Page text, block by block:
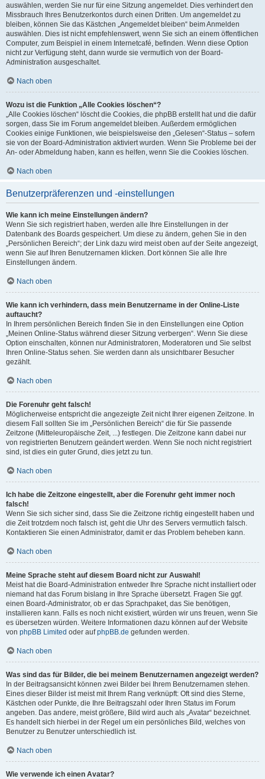
auswählen, werden Sie nur für eine Sitzung angemeldet. Dies verhindert den
Missbrauch Ihres Benutzerkontos durch einen Dritten. Um angemeldet zu
bleiben, können Sie das Kästchen „Angemeldet bleiben“ beim Anmelden
auswählen. Dies ist nicht empfehlenswert, wenn Sie sich an einem öffentlichen
Computer, zum Beispiel in einem Internetcafé, befinden. Wenn diese Option
nicht zur Verfügung steht, dann wurde sie vermutlich von der Board-
Administration ausgeschaltet.
Nach oben
Wozu ist die Funktion „Alle Cookies löschen“?
„Alle Cookies löschen“ löscht die Cookies, die phpBB erstellt hat und die dafür
sorgen, dass Sie im Forum angemeldet bleiben. Außerdem ermöglichen
Cookies einige Funktionen, wie beispielsweise den „Gelesen“-Status – sofern
sie von der Board-Administration aktiviert wurden. Wenn Sie Probleme bei der
An- oder Abmeldung haben, kann es helfen, wenn Sie die Cookies löschen.
Nach oben
Benutzerpräferenzen und -einstellungen
Wie kann ich meine Einstellungen ändern?
Wenn Sie sich registriert haben, werden alle Ihre Einstellungen in der
Datenbank des Boards gespeichert. Um diese zu ändern, gehen Sie in den
„Persönlichen Bereich“; der Link dazu wird meist oben auf der Seite angezeigt,
wenn Sie auf Ihren Benutzernamen klicken. Dort können Sie alle Ihre
Einstellungen ändern.
Nach oben
Wie kann ich verhindern, dass mein Benutzername in der Online-Liste
auftaucht?
In Ihrem persönlichen Bereich finden Sie in den Einstellungen eine Option
„Meinen Online-Status während dieser Sitzung verbergen“. Wenn Sie diese
Option einschalten, können nur Administratoren, Moderatoren und Sie selbst
Ihren Online-Status sehen. Sie werden dann als unsichtbarer Besucher
gezählt.
Nach oben
Die Forenuhr geht falsch!
Möglicherweise entspricht die angezeigte Zeit nicht Ihrer eigenen Zeitzone. In
diesem Fall sollten Sie im „Persönlichen Bereich“ die für Sie passende
Zeitzone (Mitteleuropäische Zeit, ...) festlegen. Die Zeitzone kann dabei nur
von registrierten Benutzern geändert werden. Wenn Sie noch nicht registriert
sind, ist dies ein guter Grund, dies jetzt zu tun.
Nach oben
Ich habe die Zeitzone eingestellt, aber die Forenuhr geht immer noch
falsch!
Wenn Sie sich sicher sind, dass Sie die Zeitzone richtig eingestellt haben und
die Zeit trotzdem noch falsch ist, geht die Uhr des Servers vermutlich falsch.
Kontaktieren Sie einen Administrator, damit er das Problem beheben kann.
Nach oben
Meine Sprache steht auf diesem Board nicht zur Auswahl!
Meist hat die Board-Administration entweder Ihre Sprache nicht installiert oder
niemand hat das Forum bislang in Ihre Sprache übersetzt. Fragen Sie ggf.
einen Board-Administrator, ob er das Sprachpaket, das Sie benötigen,
installieren kann. Falls es noch nicht existiert, würden wir uns freuen, wenn Sie
es übersetzen würden. Weitere Informationen dazu können auf der Website
von phpBB Limited oder aufphpBB.de gefunden werden.
Nach oben
Was sind das für Bilder, die bei meinem Benutzernamen angezeigt werden?
In der Beitragsansicht können zwei Bilder bei Ihrem Benutzernamen stehen.
Eines dieser Bilder ist meist mit Ihrem Rang verknüpft: Oft sind dies Sterne,
Kästchen oder Punkte, die Ihre Beitragszahl oder Ihren Status im Forum
angeben. Das andere, meist größere, Bild wird auch als „Avatar“ bezeichnet.
Es handelt sich hierbei in der Regel um ein persönliches Bild, welches von
Benutzer zu Benutzer unterschiedlich ist.
Nach oben
Wie verwende ich einen Avatar?